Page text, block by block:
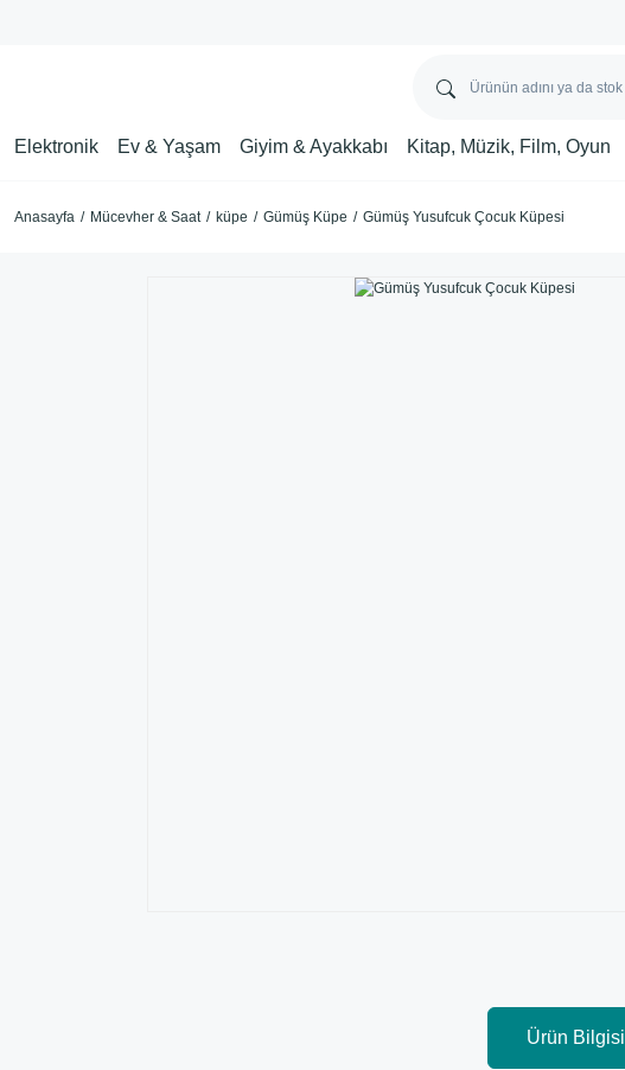
Elektronik Ev & Yaşam Giyim & Ayakkabı Kitap, Müzik, Film, Oyun
Anasayfa Mücevher & Saat küpe Gümüş Küpe Gümüş Yusufcuk Çocuk Küpesi
Ürün Bilgisi